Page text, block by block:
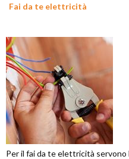
Fai da te elettricità
Per il fai da te elettricità